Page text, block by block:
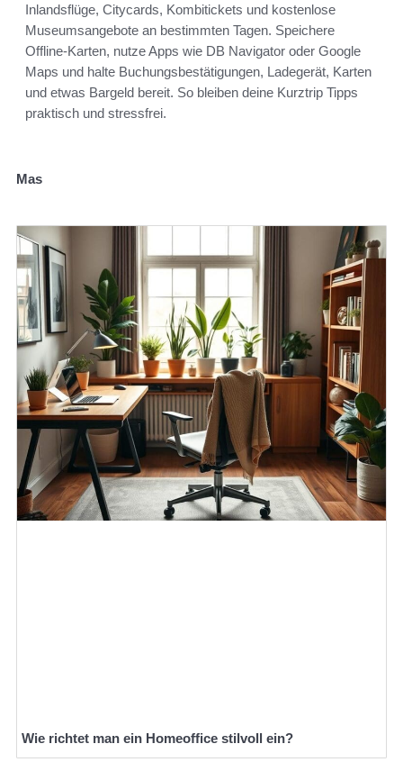
Inlandsflüge, Citycards, Kombitickets und kostenlose
Museumsangebote an bestimmten Tagen. Speichere
Offline-Karten, nutze Apps wie DB Navigator oder Google
Maps und halte Buchungsbestätigungen, Ladegerät, Karten
und etwas Bargeld bereit. So bleiben deine Kurztrip Tipps
praktisch und stressfrei.
Mas
Wie richtet man ein Homeoffice stilvoll ein?